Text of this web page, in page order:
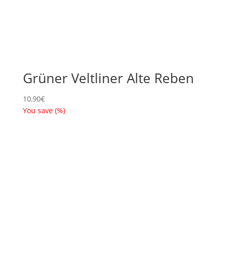
Grüner Veltliner Alte Reben
10,90€
You save (%)